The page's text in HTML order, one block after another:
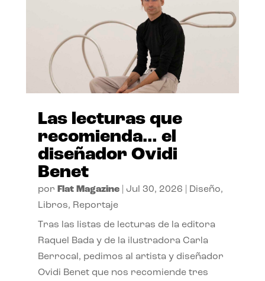
Las lecturas que
recomienda… el
diseñador Ovidi
Benet
por Flat Magazine| Jul 30, 2026 Diseño,
Libros, Reportaje
Tras las listas de lecturas de la editora
Raquel Bada y de la ilustradora Carla
Berrocal, pedimos al artista y diseñador
Ovidi Benet que nos recomiende tres